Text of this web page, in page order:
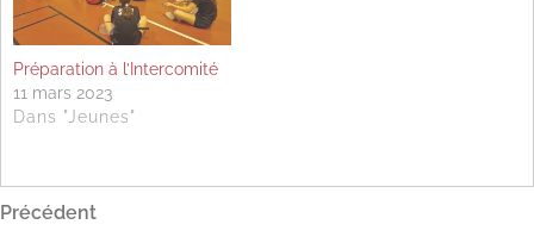
Préparation à l’Intercomité
11 mars 2023
Dans "Jeunes"
Navigation
Article
Précédent